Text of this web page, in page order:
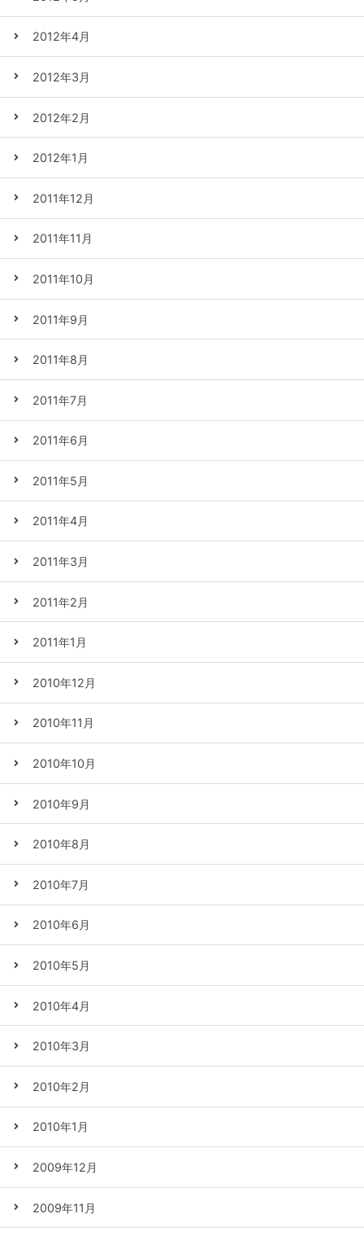
2012年4月
2012年3月
2012年2月
2012年1月
2011年12月
2011年11月
2011年10月
2011年9月
2011年8月
2011年7月
2011年6月
2011年5月
2011年4月
2011年3月
2011年2月
2011年1月
2010年12月
2010年11月
2010年10月
2010年9月
2010年8月
2010年7月
2010年6月
2010年5月
2010年4月
2010年3月
2010年2月
2010年1月
2009年12月
2009年11月